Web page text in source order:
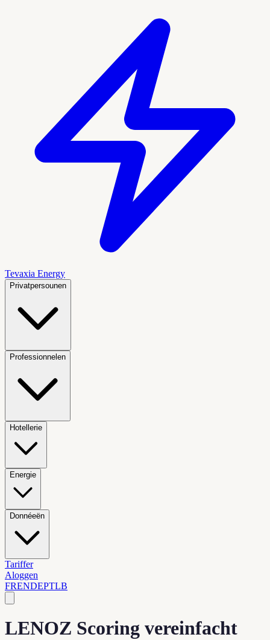
Tevaxia Energy
Privatpersounen
Professionnelen
Hotellerie
Energie
Donnéeën
Tariffer
Aloggen
FRENDEPTLB
LENOZ Scoring vereinfacht